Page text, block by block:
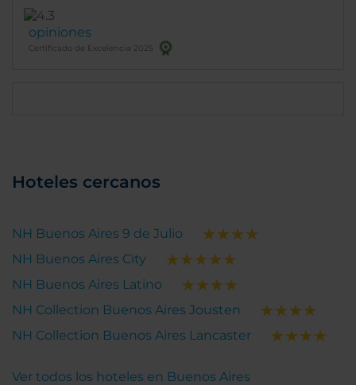
opiniones
Certificado de Excelencia 2025
Hoteles cercanos
NH Buenos Aires 9 de Julio
NH Buenos Aires City
NH Buenos Aires Latino
NH Collection Buenos Aires Jousten
NH Collection Buenos Aires Lancaster
Ver todos los hoteles en Buenos Aires